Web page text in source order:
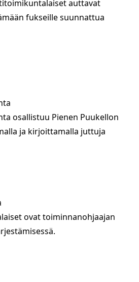
auttavat
fukseille suunnattua
osallistuu Pienen Puukellon
ja kirjoittamalla juttuja
ovat toiminnanohjaajan